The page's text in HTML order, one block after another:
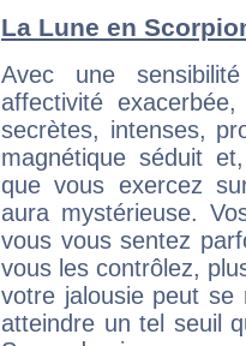
La Lune en
Avec une
affectivité
secrètes, intenses,
magnétique séduit
que vous exercez
aura mystérieuse.
vous vous sentez
vous les contrôlez,
votre jalousie peut se
atteindre un tel seuil